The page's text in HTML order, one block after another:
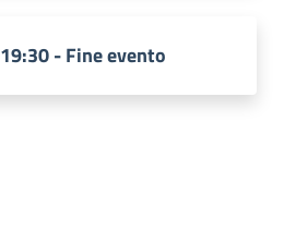
19:30 - Fine evento